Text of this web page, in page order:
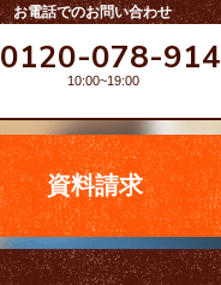
お電話でのお問い合わせ
0120-078-914
10:00~19:00
資料請求